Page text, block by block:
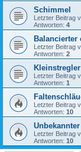
Schimmel
Letzter Beitrag
Antworten: 4
Balancierter
Letzter Beitrag
Antworten: 2
Letzter Beitrag
Antworten: 1
Letzter Beitrag
Antworten: 10
Letzter Beitrag
Antworten: 10